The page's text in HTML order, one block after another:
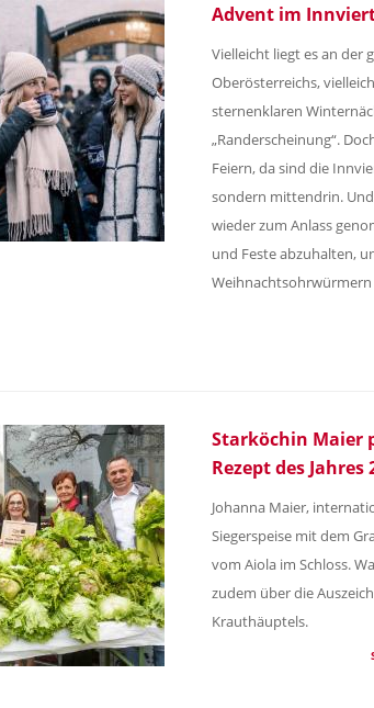
Advent im
Vielleicht liegt es an der
Oberösterreichs,
sternenklaren
„Randerscheinung“.
Feiern, da sind die
sondern mittendrin.
wieder zum Anlass
und Feste abzuhalten,
Starköchin Maier
Rezept des Jahres
Johanna Maier,
Siegerspeise mit dem
vom Aiola im Schloss.
zudem über die
Krauthäuptels.